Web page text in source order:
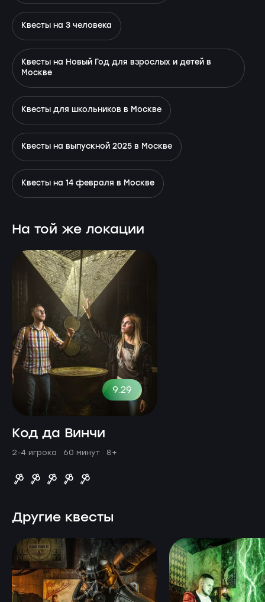
Квесты на 3 человека
Квесты на Новый Год для взрослых и детей в
Москве
Квесты для школьников в Москве
Квесты на выпускной 2025 в Москве
Квесты на 14 февраля в Москве
На той же локации
9.29
Код да Винчи
2-4 игрока · 60 минут · 8+
Другие квесты